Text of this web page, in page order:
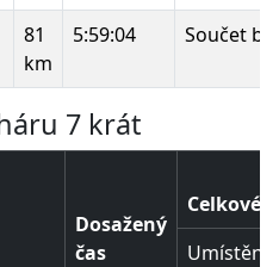
81
km
5:59:04 Součet
7 krát
Dosažený
čas
Celkové
Umístění